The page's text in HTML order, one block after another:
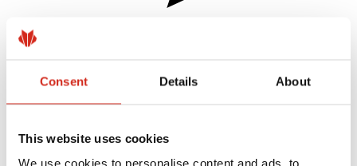
Consent Details About
This website uses cookies
We use cookies to personalise content and ads, to
Registrace záruky
Soubory ke stažení
Najít zhotovitele